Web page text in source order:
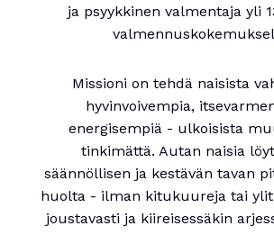
ja psyykkinen valmentaja yli
Missioni on tehdä naisista
hyvinvoivempia,
energisempiä - ulkoisista
tinkimättä. Autan naisia
säännöllisen ja kestävän tavan
huolta - ilman kitukuureja tai
joustavasti ja kiireisessäkin